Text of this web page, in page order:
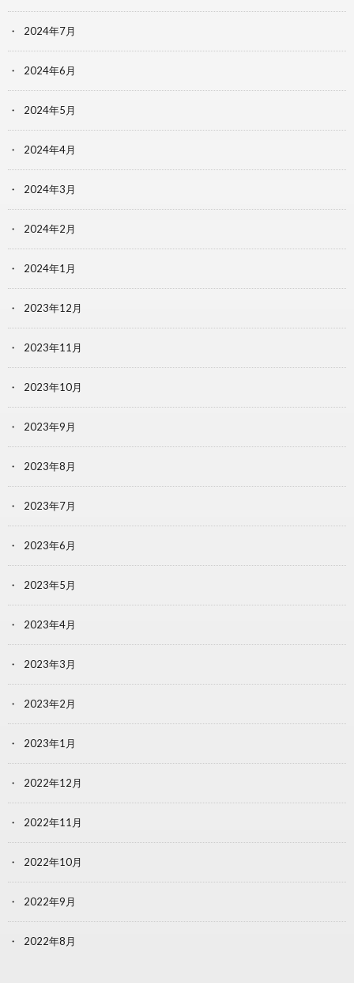
2024年7月
2024年6月
2024年5月
2024年4月
2024年3月
2024年2月
2024年1月
2023年12月
2023年11月
2023年10月
2023年9月
2023年8月
2023年7月
2023年6月
2023年5月
2023年4月
2023年3月
2023年2月
2023年1月
2022年12月
2022年11月
2022年10月
2022年9月
2022年8月